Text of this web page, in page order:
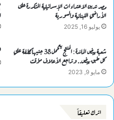
مصر تدين الاعتداءات الإسرائيلية المتكررة على
الأراضي اللبنانية والسورية
يوليو 16, 2025
شعبة بيض المائدة : المنتج يتحمل 38 جنيهاً تكلفة علي
كل طبق بيض.. وتراجع الأعلاف مؤقت
مايو 9, 2023
اترك تعليقاً